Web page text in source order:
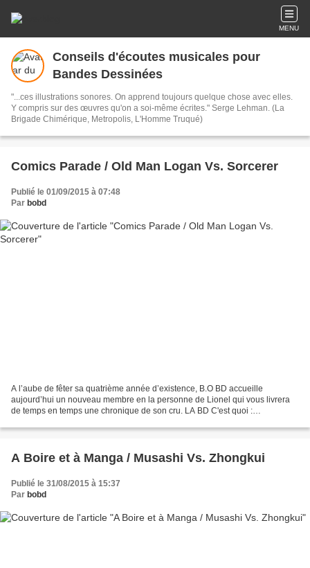
MENU
Conseils d'écoutes musicales pour
Bandes Dessinées
"...ces illustrations sonores. On apprend toujours quelque chose avec elles.
Y compris sur des œuvres qu'on a soi-même écrites." Serge Lehman. (La
Brigade Chimérique, Metropolis, L'Homme Truqué)
Comics Parade / Old Man Logan Vs. Sorcerer
Publié le 01/09/2015 à 07:48
Par bobd
A l’aube de fêter sa quatrième année d’existence, B.O BD accueille
aujourd’hui un nouveau membre en la personne de Lionel qui vous livrera
de temps en temps une chronique de son cru. LA BD C'est quoi :
A Boire et à Manga / Musashi Vs. Zhongkui
Publié le 31/08/2015 à 15:37
Par bobd